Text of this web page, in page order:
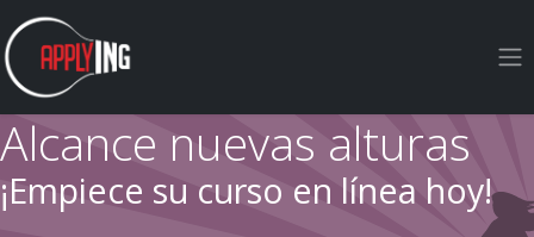
Ir al contenido
Alcance nuevas alturas
¡Empiece su curso en línea hoy!